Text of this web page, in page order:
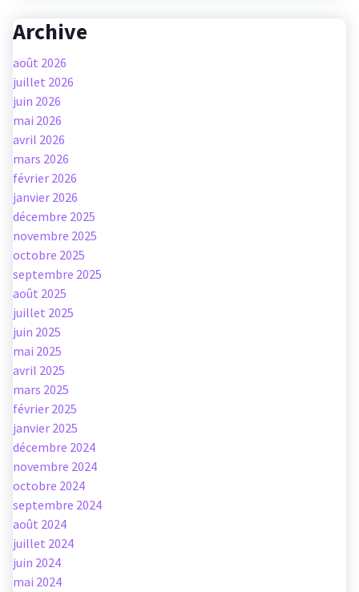
Archive
août 2026
juillet 2026
juin 2026
mai 2026
avril 2026
mars 2026
février 2026
janvier 2026
décembre 2025
novembre 2025
octobre 2025
septembre 2025
août 2025
juillet 2025
juin 2025
mai 2025
avril 2025
mars 2025
février 2025
janvier 2025
décembre 2024
novembre 2024
octobre 2024
septembre 2024
août 2024
juillet 2024
juin 2024
mai 2024